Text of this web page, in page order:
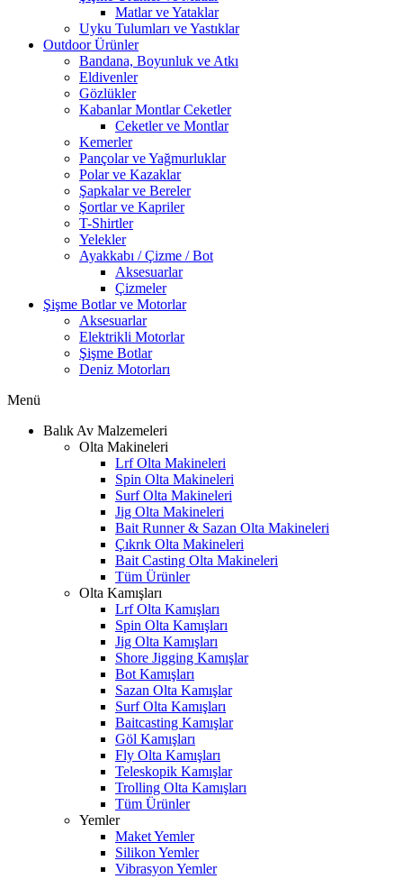
Matlar ve Yataklar
Uyku Tulumları ve Yastıklar
Outdoor Ürünler
Bandana, Boyunluk ve Atkı
Eldivenler
Gözlükler
Kabanlar Montlar Ceketler
Ceketler ve Montlar
Kemerler
Pançolar ve Yağmurluklar
Polar ve Kazaklar
Şapkalar ve Bereler
Şortlar ve Kapriler
T-Shirtler
Yelekler
Ayakkabı / Çizme / Bot
Aksesuarlar
Çizmeler
Şişme Botlar ve Motorlar
Aksesuarlar
Elektrikli Motorlar
Şişme Botlar
Deniz Motorları
Menü
Balık Av Malzemeleri
Olta Makineleri
Lrf Olta Makineleri
Spin Olta Makineleri
Surf Olta Makineleri
Jig Olta Makineleri
Bait Runner & Sazan Olta Makineleri
Çıkrık Olta Makineleri
Bait Casting Olta Makineleri
Tüm Ürünler
Olta Kamışları
Lrf Olta Kamışları
Spin Olta Kamışları
Jig Olta Kamışları
Shore Jigging Kamışlar
Bot Kamışları
Sazan Olta Kamışlar
Surf Olta Kamışları
Baitcasting Kamışlar
Göl Kamışları
Fly Olta Kamışları
Teleskopik Kamışlar
Trolling Olta Kamışları
Tüm Ürünler
Yemler
Maket Yemler
Silikon Yemler
Vibrasyon Yemler